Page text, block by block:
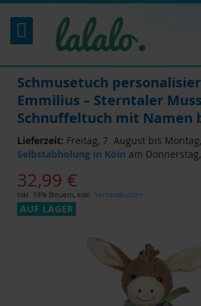
Inhalt
springen
Schmusetuch
Emmilius – Sterntaler
Schnuffeltuch mit Namen
Lieferzeit: Freitag, 7. August bis
Selbstabholung in Köln am
32,99 €
Inkl. 19% Steuern, exkl. Versandkosten
AUF LAGER